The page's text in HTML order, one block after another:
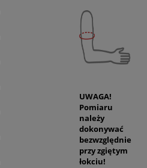
UWAGA!
Pomiaru
należy
dokonywać
bezwzględnie
przy zgiętym
łokciu!